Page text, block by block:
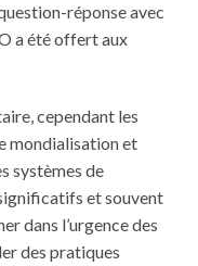
réponse avec
a été offert aux
cependant les
mondialisation et
systèmes de
et souvent
dans l’urgence des
des pratiques